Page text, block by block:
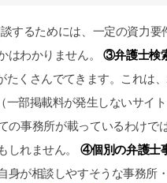
当に良
ドルが高
銭、仕
親権だけ
べきで
。あとは
す(笑)
たりま
テクニッ
ンケート
するためには、一定の資力要
はわかりません。 ③弁護士検
たくさんでてきます。これは
一部掲載料が発生しないサイ
の事務所が載っているわけ
しれません。 ④個別の弁護士
身が相談しやすそうな事務所